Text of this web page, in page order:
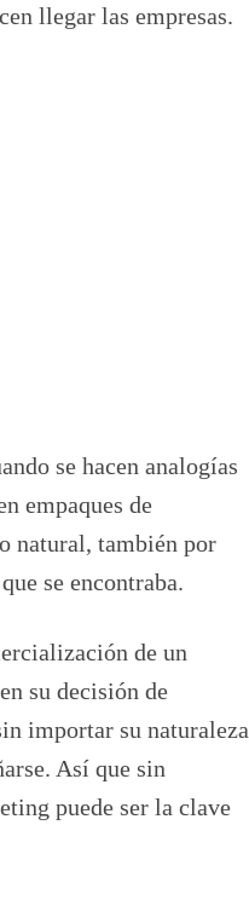
llegar las empresas.
se hacen analogías
empaques de
natural, también por
se encontraba.
de un
su decisión de
importar su naturaleza
Así que sin
puede ser la clave